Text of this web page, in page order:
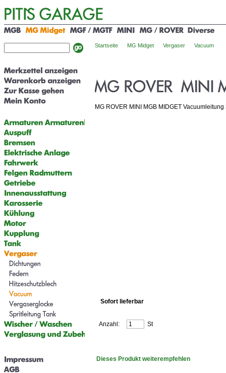
Startseite MG Midget Vergaser Vacuum
MG ROVER MINI MGB MIDGET
Sofort lieferbar
Anzahl: St
Dieses Produkt weiterempfehlen